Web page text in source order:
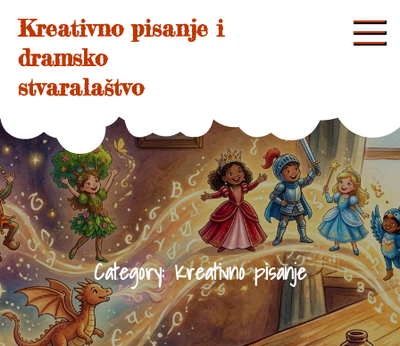
content
Kreativno pisanje i
dramsko
stvaralaštvo
Category:Kreativno pisanje